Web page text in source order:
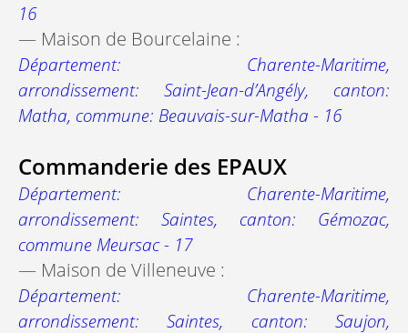
16
— Maison de Bourcelaine :
Département: Charente-Maritime,
arrondissement: Saint-Jean-d’Angély, canton:
Matha, commune: Beauvais-sur-Matha - 16
Commanderie des EPAUX
Département: Charente-Maritime,
arrondissement: Saintes, canton: Gémozac,
commune Meursac - 17
— Maison de Villeneuve :
Département: Charente-Maritime,
arrondissement: Saintes, canton: Saujon,